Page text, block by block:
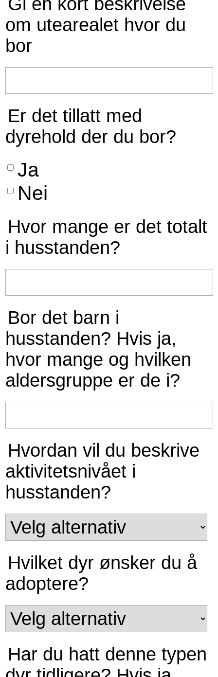
om utearealet hvor du
bor
Er det tillatt med
dyrehold der du bor?
Ja
Nei
Hvor mange er det totalt
i husstanden?
Bor det barn i
husstanden? Hvis ja,
hvor mange og hvilken
aldersgruppe er de i?
Hvordan vil du beskrive
aktivitetsnivået i
husstanden?
Hvilket dyr ønsker du å
adoptere?
Har du hatt denne typen